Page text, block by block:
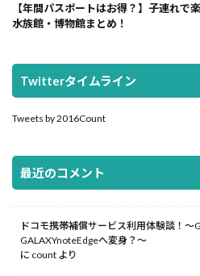
【年間パスポートはお得？】子連れで
水族館・博物館まとめ！
Twitterタイムライン
Tweets by 2016Count
最近のコメント
ドコモ携帯補償サービス利用体験談！～
GALAXYnoteEdgeへ変身？～
に count より